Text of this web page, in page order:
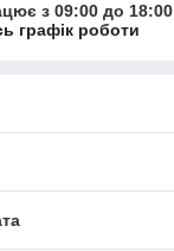
з 09:00 до 18:00
графік роботи